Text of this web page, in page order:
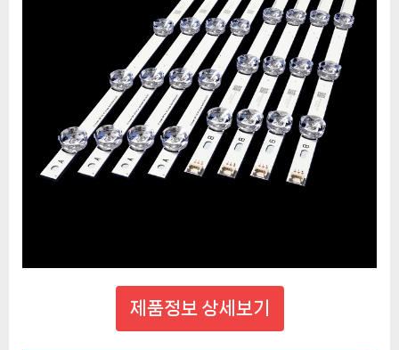
제품정보 상세보기